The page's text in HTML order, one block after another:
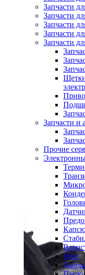
Запчасти
Запчасти
Запчасти
Запчасти
Запчасти
Запчасти и
Прочие
Реле